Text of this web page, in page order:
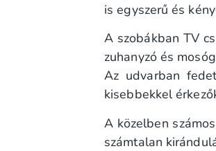
is egyszerű és
A szobákban TV
zuhanyzó és
Az udvarban
kisebbekkel
A közelben
számtalan